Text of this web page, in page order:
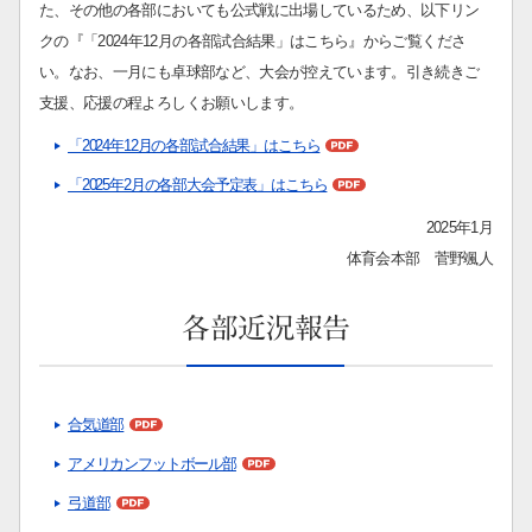
た、その他の各部においても公式戦に出場しているため、以下リン
クの『「2024年12月の各部試合結果」はこちら』からご覧くださ
い。なお、一月にも卓球部など、大会が控えています。引き続きご
支援、応援の程よろしくお願いします。
「2024年12月の各部試合結果」はこちら
「2025年2月の各部大会予定表」はこちら
2025年1月
体育会本部 菅野颯人
各部近況報告
合気道部
アメリカンフットボール部
弓道部